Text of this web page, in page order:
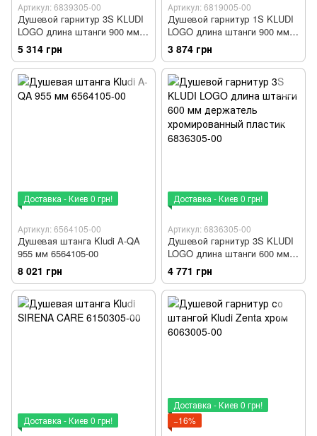
Артикул: 6839305-00
Душевой гарнитур 3S KLUDI
LOGO длина штанги 900 мм
хромированный пластик
6839305-00
5 314 грн
Артикул: 6819005-00
Душевой гарнитур 1S KLUDI
LOGO длина штанги 900 мм
пластик хром 6819005-00
3 874 грн
Доставка - Киев 0 грн!
Артикул: 6564105-00
Душевая штанга Kludi A-QA
955 мм 6564105-00
8 021 грн
Доставка - Киев 0 грн!
Артикул: 6836305-00
Душевой гарнитур 3S KLUDI
LOGO длина штанги 600 мм
держатель хромированный
пластик 6836305-00
4 771 грн
Доставка - Киев 0 грн!
Доставка - Киев 0 грн!
−16%